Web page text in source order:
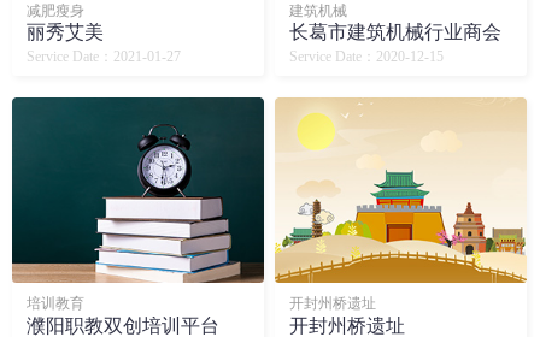
减肥瘦身
丽秀艾美
Service Date：2021-01-27
建筑机械
长葛市建筑机械行业商会
Service Date：2020-12-15
培训教育
濮阳职教双创培训平台
开封州桥遗址
开封州桥遗址